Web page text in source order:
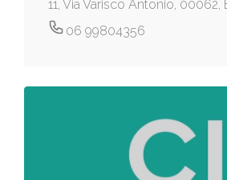
11, Via Varisco Antonio, 00062,
06 99804356